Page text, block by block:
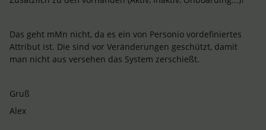
Das geht mMn nicht, da es ein von Personio vordefiniertes
Attribut ist. Die sind vor Veränderungen geschützt, damit
man nicht aus versehen das System zerschießt.
Gruß
Alex